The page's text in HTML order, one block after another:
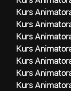
Kurs
Kurs
Kurs
Kurs
Kurs
Kurs
Kurs